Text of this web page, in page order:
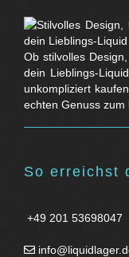
Ob stilvolles
dein Lieblings-
unkompliziert
echten Genuss zum
So erreichst
+49 201 53698047